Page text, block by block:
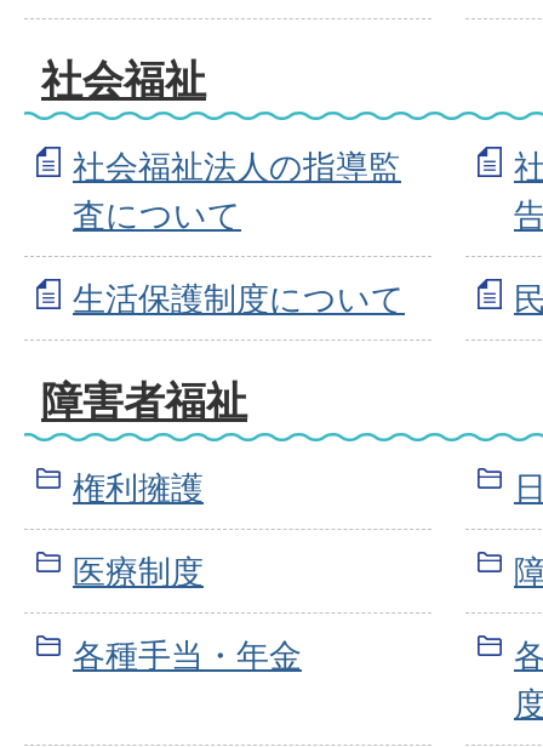
社会福祉
社会福祉法人の指導監
査について
生活保護制度について
障害者福祉
権利擁護
医療制度
各種手当・年金